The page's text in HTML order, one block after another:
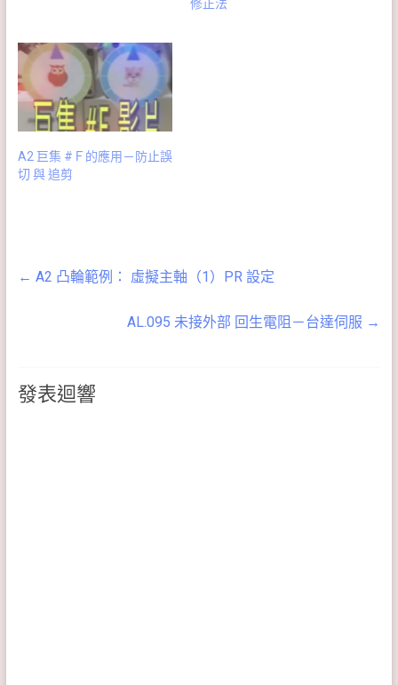
修正法
A2 巨集 #Ｆ的應用－防止誤
切 與 追剪
← A2 凸輪範例： 虛擬主軸（1）PR 設定
AL.095 未接外部 回生電阻－台達伺服 →
發表迴響